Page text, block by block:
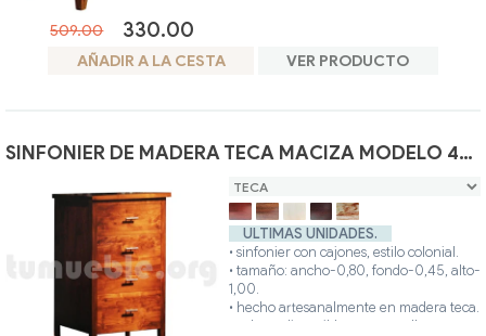
509.00 330.00
AÑADIR A LA CESTA VER PRODUCTO
SINFONIER DE MADERA TECA MACIZA MODELO 4074
ULTIMAS UNIDADES.
• sinfonier con cajones, estilo colonial.
• tamaño: ancho-0,80, fondo-0,45, alto-
1,00.
• hecho artesanalmente en madera teca.
• colores disponibles: teca, avellana,